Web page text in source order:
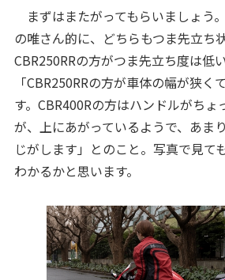
まずはまたがってもらいましょう
の唯さん的に、どちらもつま先立ち
CBR250RRの方がつま先立ち度は低
「CBR250RRの方が車体の幅が狭く
す。CBR400Rの方はハンドルがちょ
が、上にあがっているようで、あま
じがします」とのこと。写真で見て
わかるかと思います。